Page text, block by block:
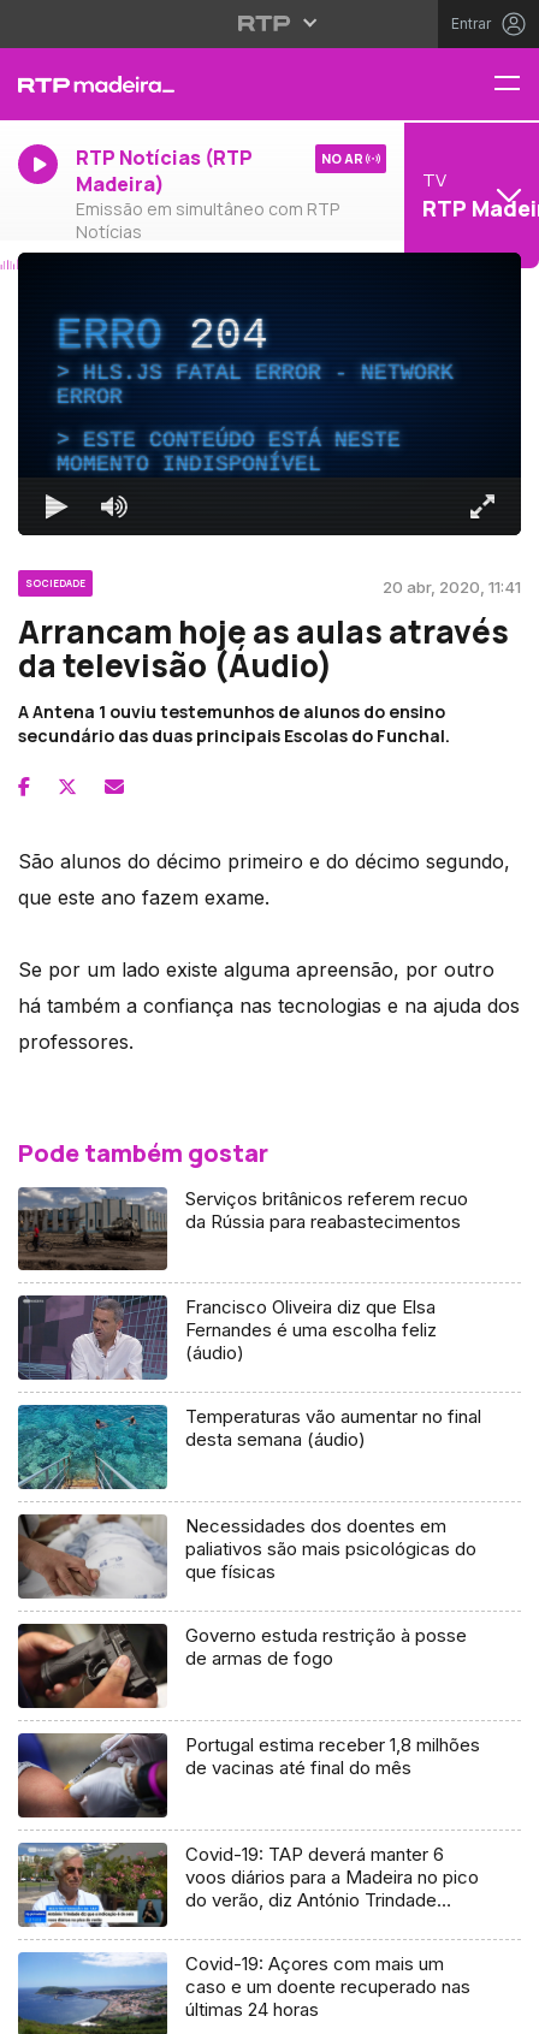
Entrar
RTP Notícias (RTP
Madeira)
Emissão em simultâneo com RTP
Notícias
NO AR
TV
RTP
ERRO204
HLS.JS FATAL ERROR - NETWORK
ERROR
ESTE CONTEÚDO ESTÁ NESTE
MOMENTO INDISPONÍVEL
SOCIEDADE 20 abr, 2020, 11:41
Arrancam hoje as aulas através
da televisão (Áudio)
A Antena 1 ouviu testemunhos de alunos do ensino
secundário das duas principais Escolas do Funchal.
São alunos do décimo primeiro e do décimo segundo,
que este ano fazem exame.
Se por um lado existe alguma apreensão, por outro
há também a confiança nas tecnologias e na ajuda dos
professores.
Pode também gostar
Serviços britânicos referem recuo
da Rússia para reabastecimentos
Francisco Oliveira diz que Elsa
Fernandes é uma escolha feliz
(áudio)
Temperaturas vão aumentar no final
desta semana (áudio)
Necessidades dos doentes em
paliativos são mais psicológicas do
que físicas
Governo estuda restrição à posse
de armas de fogo
Portugal estima receber 1,8 milhões
de vacinas até final do mês
Covid-19: TAP deverá manter 6
voos diários para a Madeira no pico
do verão, diz António Trindade
Covid-19: Açores com mais um
caso e um doente recuperado nas
últimas 24 horas